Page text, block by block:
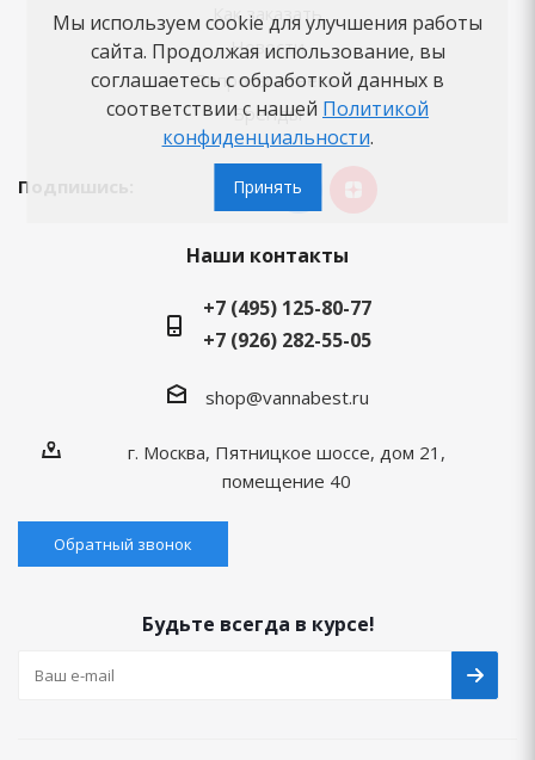
Как заказать
Новости
Вопросы-ответы
Бренды
Подпишись:
Наши контакты
+7 (495) 125-80-77
+7 (926) 282-55-05
shop@vannabest.ru
г. Москва, Пятницкое шоссе, дом 21,
помещение 40
Обратный звонок
Будьте всегда в курсе!
Мы используем cookie для улучшения работы
сайта. Продолжая использование, вы
соглашаетесь с обработкой данных в
соответствии с нашей Политикой
конфиденциальности.
Принять